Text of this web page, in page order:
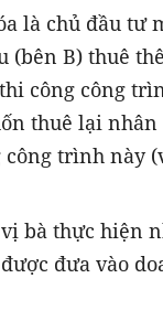
là chủ đầu tư
(bên B) thuê
công công
thuê lại nhân
công trình này
bà thực hiện
đưa vào